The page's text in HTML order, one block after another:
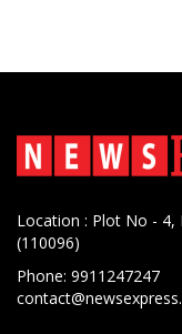
Location : Plot No - 4,
(110096)
Phone: 9911247247